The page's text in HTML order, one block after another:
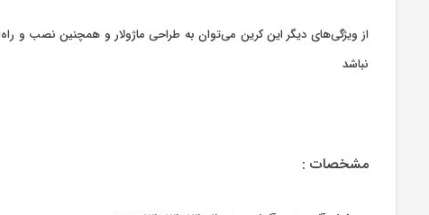
از ویژگی‌های دیگر این کرین می‌توان به طراحی ماژولار و همچنین نصب و
نباشد
مشخصات :